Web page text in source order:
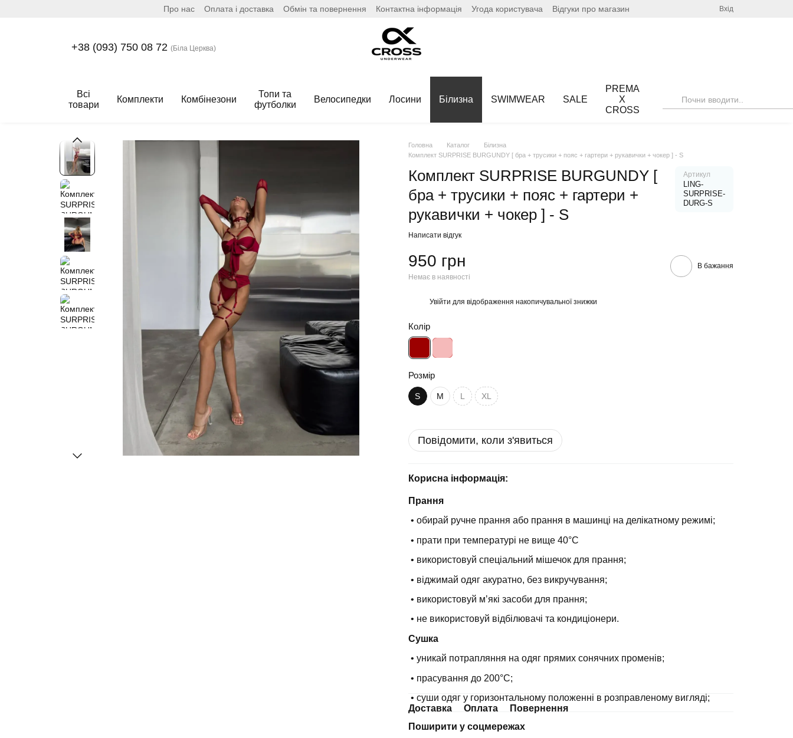
Про нас Оплата і доставка Обмін та повернення Контактна інформація Угода користувача Відгуки про магазин Вхід
+38 (093) 750 08 72 (Біла Церква)
Всі
товари
Комплекти Комбінезони
Топи та
футболки
Велосипедки Лосини Білизна SWIMWEAR SALE
PREMA
X
CROSS
Головна Каталог
Білизна
Комплект SURPRISE BURGUNDY [ бра + трусики + пояс + гартери + рукавички + чокер ] - S
Комплект SURPRISE BURGUNDY [
бра + трусики + пояс + гартери +
рукавички + чокер ] - S
Артикул
LING-
SURPRISE-
DURG-S
Написати відгук
950 грн
Немає в наявності
В бажання
Увійти для відображення накопичувальної знижки
Колір
Розмір
S M L XL
Повідомити, коли з'явиться
Корисна інформація:
Прання
• обирай ручне прання або прання в машинці на делікатному режимі;
• прати при температурі не вище 40°С
• використовуй спеціальний мішечок для прання;
• віджимай одяг акуратно, без викручування;
• використовуй мʼякі засоби для прання;
• не використовуй відбілювачі та кондиціонери.
Сушка
• уникай потрапляння на одяг прямих сонячних променів;
• прасування до 200°С;
• суши одяг у горизонтальному положенні в розправленому вигляді;
Доставка
Оплата
Повернення
Поширити у соцмережах